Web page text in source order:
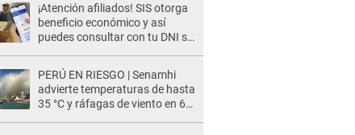
¡Atención afiliados! SIS otorga
beneficio económico y así
puedes consultar con tu DNI si
PERÚ EN RIESGO | Senamhi
advierte temperaturas de hasta
35 °C y ráfagas de viento en 6